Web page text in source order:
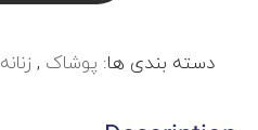
دسته بندی ها: پوشاک , زنانه